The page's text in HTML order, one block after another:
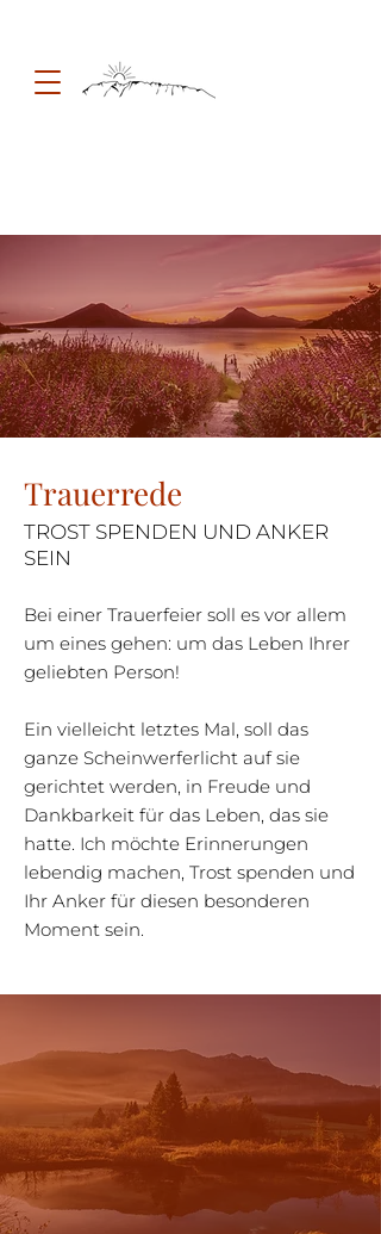
Trauerrede
TROST SPENDEN UND ANKER
SEIN
Bei einer Trauerfeier soll es vor allem
um eines gehen: um das Leben Ihrer
geliebten Person!
Ein vielleicht letztes Mal, soll das
ganze Scheinwerferlicht auf sie
gerichtet werden, in Freude und
Dankbarkeit für das Leben, das sie
hatte. Ich möchte Erinnerungen
lebendig machen, Trost spenden und
Ihr Anker für diesen besonderen
Moment sein.